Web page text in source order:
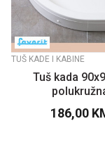
TUŠ KADE I KABINE
Tuš kada
186,00